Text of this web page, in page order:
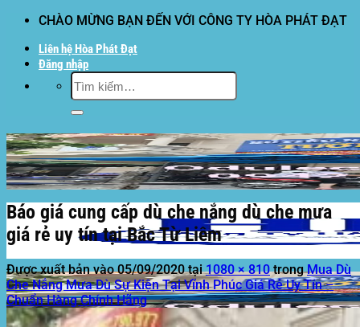
dung
CHÀO MỪNG BẠN ĐẾN VỚI CÔNG TY HÒA PHÁT ĐẠT
Liên hệ Hòa Phát Đạt
Đăng nhập
Tìm
kiếm:
Báo giá cung cấp dù che nắng dù che mưa
giá rẻ uy tín tại Bắc Từ Liêm
Được xuất bản vào05/09/2020tại1080 × 810trongMua Dù
Che Nắng Mưa Dù Sự Kiện Tại Vĩnh Phúc Giá Rẻ Uy Tín –
Chuẩn Hàng Chính Hãng